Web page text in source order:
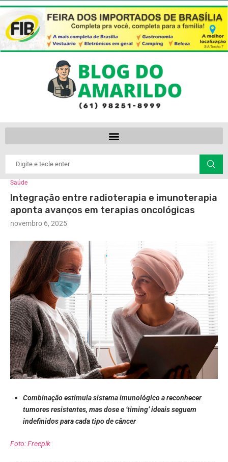
Saúde
Integração entre radioterapia e imunoterapia
aponta avanços em terapias oncológicas
novembro 6, 2025
Combinação estimula sistema imunológico a reconhecer
tumores resistentes, mas dose e ‘timing’ ideais seguem
indefinidos para cada tipo de câncer
Foto: Freepik